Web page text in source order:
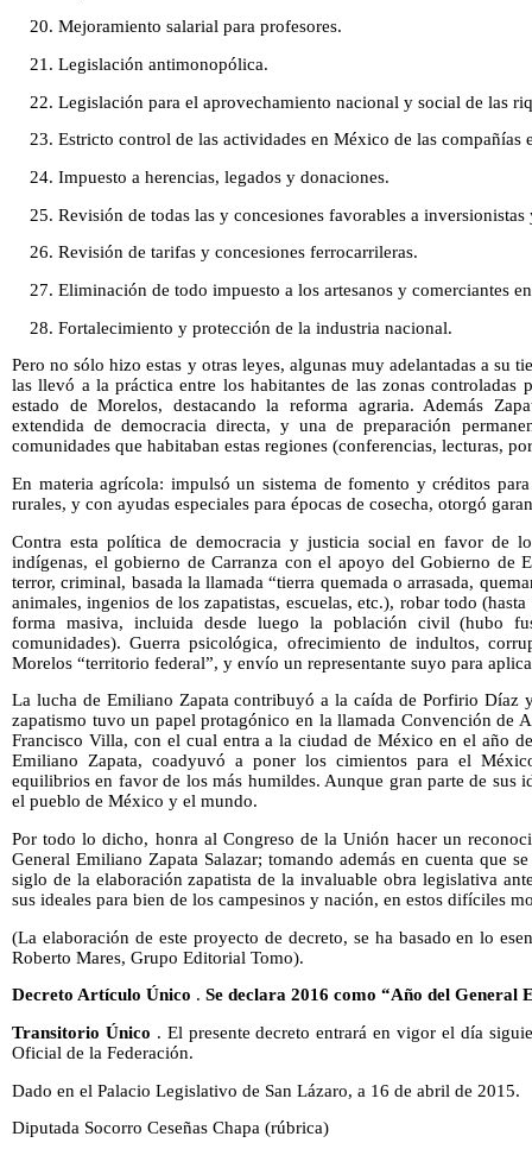
20. Mejoramiento salarial para profesores.
21. Legislación antimonopólica.
22. Legislación para el aprovechamiento nacional y social de las
23. Estricto control de las actividades en México de las compañías
24. Impuesto a herencias, legados y donaciones.
25. Revisión de todas las y concesiones favorables a inversionistas
26. Revisión de tarifas y concesiones ferrocarrileras.
27. Eliminación de todo impuesto a los artesanos y comerciantes
28. Fortalecimiento y protección de la industria nacional.
Pero no sólo hizo estas y otras leyes, algunas muy adelantadas a su
las llevó a la práctica entre los habitantes de las zonas controladas
estado de Morelos, destacando la reforma agraria. Además
extendida de democracia directa, y una de preparación
comunidades que habitaban estas regiones (conferencias, lecturas,
En materia agrícola: impulsó un sistema de fomento y créditos
rurales, y con ayudas especiales para épocas de cosecha, otorgó
Contra esta política de democracia y justicia social en favor de
indígenas, el gobierno de Carranza con el apoyo del Gobierno de
terror, criminal, basada la llamada “tierra quemada o arrasada,
animales, ingenios de los zapatistas, escuelas, etc.), robar todo
forma masiva, incluida desde luego la población civil (hubo
comunidades). Guerra psicológica, ofrecimiento de indultos,
Morelos “territorio federal”, y envío un representante suyo para
La lucha de Emiliano Zapata contribuyó a la caída de Porfirio Díaz
zapatismo tuvo un papel protagónico en la llamada Convención de
Francisco Villa, con el cual entra a la ciudad de México en el año
Emiliano Zapata, coadyuvó a poner los cimientos para el
equilibrios en favor de los más humildes. Aunque gran parte de sus
el pueblo de México y el mundo.
Por todo lo dicho, honra al Congreso de la Unión hacer un
General Emiliano Zapata Salazar; tomando además en cuenta que
siglo de la elaboración zapatista de la invaluable obra legislativa
sus ideales para bien de los campesinos y nación, en estos difíciles
(La elaboración de este proyecto de decreto, se ha basado en lo
Roberto Mares, Grupo Editorial Tomo).
Decreto Artículo Único . Se declara 2016 como “Año del General
Transitorio Único . El presente decreto entrará en vigor el día
Oficial de la Federación.
Dado en el Palacio Legislativo de San Lázaro, a 16 de abril de 2015.
Diputada Socorro Ceseñas Chapa (rúbrica)